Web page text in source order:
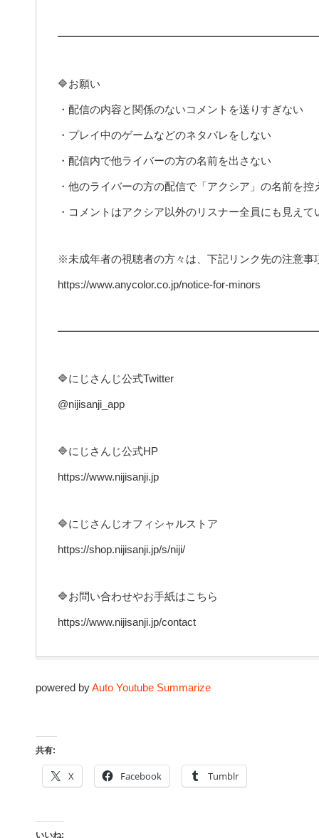
🔷お願い
・配信の内容と関係のないコメントを送りすぎない
・プレイ中のゲームなどのネタバレをしない
・配信内で他ライバーの方の名前を出さない
・他のライバーの方の配信で「アクシア」の名前を控
・コメントはアクシア以外のリスナー全員にも見え
※未成年者の視聴者の方々は、下記リンク先の注意事
https://www.anycolor.co.jp/notice-for-minors
🔷にじさんじ公式Twitter
@nijisanji_app
🔷にじさんじ公式HP
https://www.nijisanji.jp
🔷にじさんじオフィシャルストア
https://shop.nijisanji.jp/s/niji/
🔷お問い合わせやお手紙はこちら
https://www.nijisanji.jp/contact
powered byAuto Youtube Summarize
共有:
X Facebook Tumblr
いいね: